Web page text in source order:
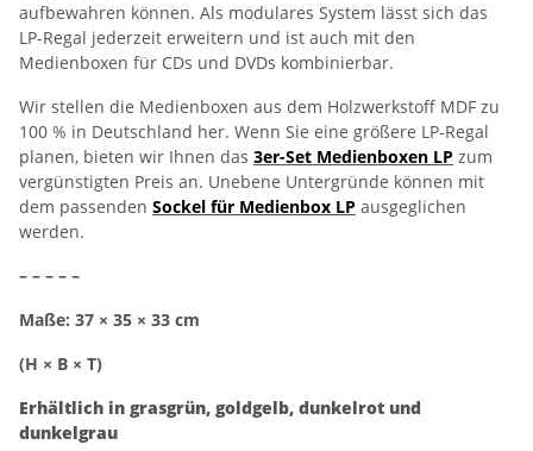
aufbewahren können. Als modulares System lässt sich das
LP-Regal jederzeit erweitern und ist auch mit den
Medienboxen für CDs und DVDs kombinierbar.
Wir stellen die Medienboxen aus dem Holzwerkstoff MDF zu
100 % in Deutschland her. Wenn Sie eine größere LP-Regal
planen, bieten wir Ihnen das 3er-Set Medienboxen LP zum
vergünstigten Preis an. Unebene Untergründe können mit
dem passenden Sockel für Medienbox LP ausgeglichen
werden.
– – – – –
Maße: 37 × 35 × 33 cm
(H × B × T)
Erhältlich in grasgrün, goldgelb, dunkelrot und
dunkelgrau